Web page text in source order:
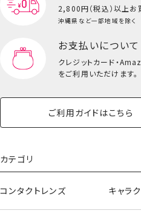
2,800円（税込）以上お
沖縄県など一部地域を除く
お支払いについて
クレジットカード・
をご利用いただけます。
ご利用ガイドはこちら
カテゴリ
コンタクトレンズ キャラ